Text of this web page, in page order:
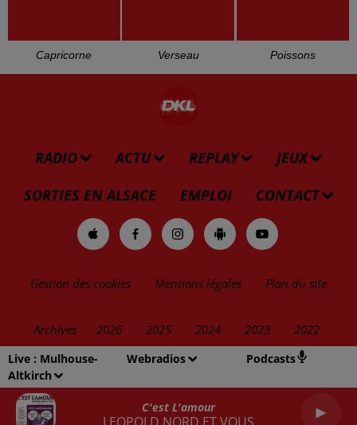
Live : Mulhouse-
Altkirch
Webradios Podcasts
C'est L'amour
LEOPOLD NORD ET VOUS
Capricorne Verseau Poissons
RADIO ACTU REPLAY
JEUX
SORTIES EN ALSACE
EMPLOI CONTACT
Gestion des cookies Mentions légales Plan du site
Archives 2026 2025 2024 2023 2022